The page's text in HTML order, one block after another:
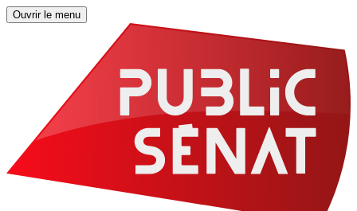
Ouvrir le menu